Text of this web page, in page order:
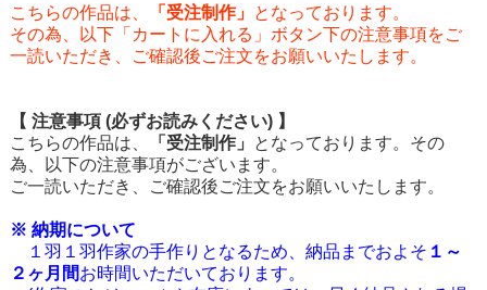
こちらの作品は、 「受注制作」 となっております。
その為、以下「カートに入れる」ボタン下の注意事項をご
一読いただき、ご確認後ご注文をお願いいたします。
【 注意事項 (必ずお読みください) 】
こちらの作品は、
「受注制作」
となっております。その
為、以下の注意事項がございます。
ご一読いただき、ご確認後ご注文をお願いいたします。
※ 納期について
１羽１羽作家の手作りとなるため、納品までおよそ １～
２ヶ月間お時間いただいております。